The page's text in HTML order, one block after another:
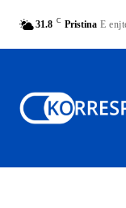
31.8 C Pristina E